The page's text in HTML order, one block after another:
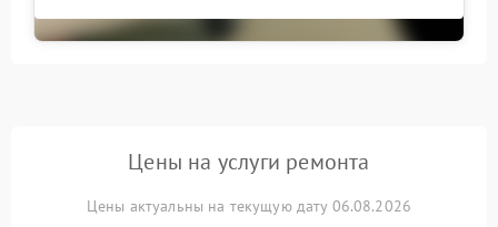
Цены на услуги ремонта
Цены актуальны на текущую дату 06.08.2026